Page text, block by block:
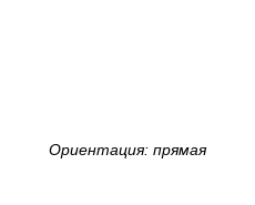
Ориентация: прямая